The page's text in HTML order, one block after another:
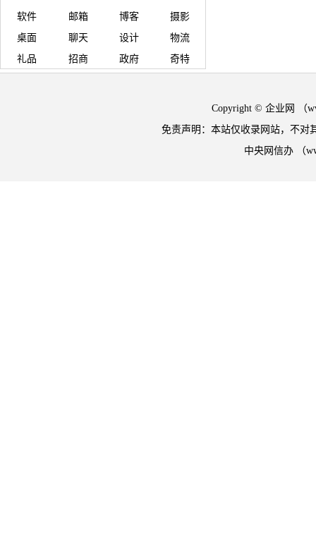
软件 邮箱 博客
摄影
桌面
聊天 设计
物流
礼品
招商 政府 奇特
Copyright © 企业网 （
免责声明：本站仅收录网站，不对
中央网信办 （